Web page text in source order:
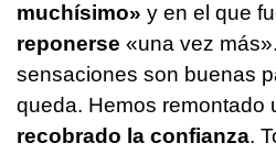
muchísimo» y en el que
reponerse «una vez
sensaciones son buenas
queda. Hemos remontado
recobrado la confianza.